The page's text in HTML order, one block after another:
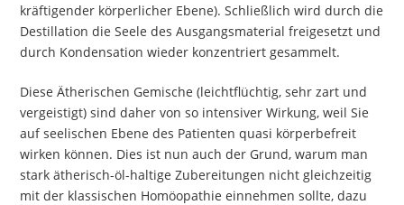
kräftigender körperlicher Ebene). Schließlich wird durch die
Destillation die Seele des Ausgangsmaterial freigesetzt und
durch Kondensation wieder konzentriert gesammelt.
Diese Ätherischen Gemische (leichtflüchtig, sehr zart und
vergeistigt) sind daher von so intensiver Wirkung, weil Sie
auf seelischen Ebene des Patienten quasi körperbefreit
wirken können. Dies ist nun auch der Grund, warum man
stark ätherisch-öl-haltige Zubereitungen nicht gleichzeitig
mit der klassischen Homöopathie einnehmen sollte, dazu